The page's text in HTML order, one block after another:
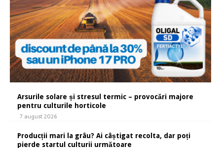
Arsurile solare și stresul termic – provocări majore
pentru culturile horticole
7 august 2026
Producții mari la grâu? Ai câștigat recolta, dar poți
pierde startul culturii următoare